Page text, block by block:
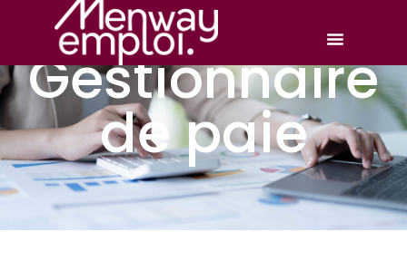
Gestionnaire
de paie